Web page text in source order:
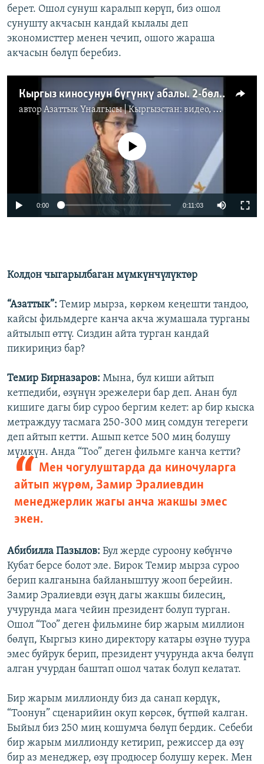
берет. Ошол сунуш каралып көрүп, биз ошол
сунушту акчасын кандай кылалы деп
экономисттер менен чечип, ошого жараша
акчасын бөлүп беребиз.
Кыргыз киносунун бүгүнкү абалы. 2-бөлүк
автор Азаттык Үналгысы | Кыргызстан: видео, фото, кабарлар
No media source currently available
0:00 0:11:03
Колдон чыгарылбаган мүмкүнчүлүктөр
“Азаттык”: Темир мырза, көркөм кеңешти тандоо,
кайсы фильмдерге канча акча жумашала турганы
айтылып өттү. Сиздин айта турган кандай
пикириңиз бар?
Темир Бирназаров: Мына, бул киши айтып
кетпедиби, өзүнүн эрежелери бар деп. Анан бул
кишиге дагы бир суроо бергим келет: ар бир кыска
метраждуу тасмага 250-300 миң сомдун тегереги
деп айтып кетти. Ашып кетсе 500 миң болушу
мүмкүн. Анда “Тоо” деген фильмге канча кетти?
Мен чогулуштарда да киночуларга
айтып жүрөм, Замир Эралиевдин
менеджерлик жагы анча жакшы эмес
экен.
Абибилла Пазылов: Бул жерде суроону көбүнчө
Кубат берсе болот эле. Бирок Темир мырза суроо
берип калганына байланыштуу жооп берейин.
Замир Эралиевди өзүң дагы жакшы билесиң,
учурунда мага чейин президент болуп турган.
Ошол “Тоо” деген фильмине бир жарым миллион
бөлүп, Кыргыз кино директору катары өзүнө туура
эмес буйрук берип, президент учурунда акча бөлүп
алган учурдан баштап ошол чатак болуп келатат.
Бир жарым миллионду биз да санап көрдүк,
“Тоонун” сценарийин окуп көрсөк, бүтпөй калган.
Быйыл биз 250 миң кошумча бөлүп бердик. Себеби
бир жарым миллионду кетирип, режиссер да өзү
бир аз менеджер, өзү продюсер болушу керек. Мен